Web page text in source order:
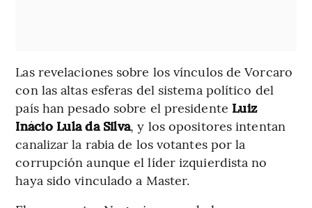
Las revelaciones sobre los vínculos de Vorcaro
con las altas esferas del sistema político del
país han pesado sobre el presidente Luiz
Inácio Lula da Silva, y los opositores intentan
canalizar la rabia de los votantes por la
corrupción aunque el líder izquierdista no
haya sido vinculado a Master.